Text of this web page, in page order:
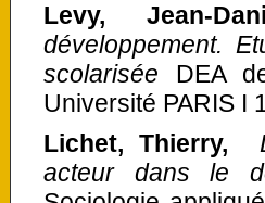
Levy, Jean-
développement.
scolarisée DEA
Université PARIS I
Lichet, Thierry,
acteur dans le